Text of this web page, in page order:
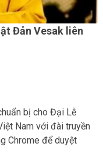
Đản Vesak liên
bị cho Đại Lễ
Nam với đài truyền
Chrome để duyệt